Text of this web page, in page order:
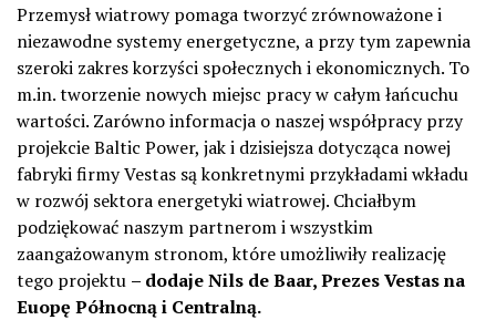
Przemysł wiatrowy pomaga tworzyć zrównoważone i
niezawodne systemy energetyczne, a przy tym zapewnia
szeroki zakres korzyści społecznych i ekonomicznych. To
m.in. tworzenie nowych miejsc pracy w całym łańcuchu
wartości. Zarówno informacja o naszej współpracy przy
projekcie Baltic Power, jak i dzisiejsza dotycząca nowej
fabryki firmy Vestas są konkretnymi przykładami wkładu
w rozwój sektora energetyki wiatrowej. Chciałbym
podziękować naszym partnerom i wszystkim
zaangażowanym stronom, które umożliwiły realizację
tego projektu – dodaje Nils de Baar, Prezes Vestas na
Euopę Północną i Centralną.